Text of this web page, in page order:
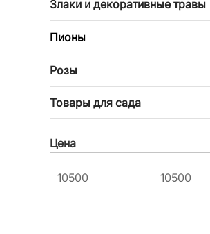
Злаки и декоративные травы
Пионы
Розы
Товары для сада
Цена